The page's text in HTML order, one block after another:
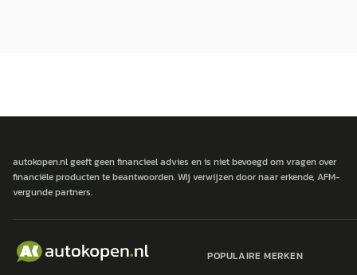
autokopen.nl geeft geen financieel advies en is niet bevoegd om vragen over
financiële producten te beantwoorden. Wij verwijzen door naar erkende, AFM-
vergunde partners.
POPULAIRE MERKEN